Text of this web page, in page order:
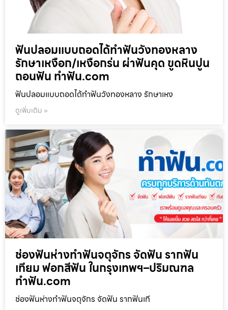
ฟันปลอมแบบถอดได้ทำฟันวังทองหลาง
รักษาเหงือก/เหงือกร่น ผ่าฟันคุด ขูดหินปูน
ถอนฟัน ทำฟัน.com
ฟันปลอมแบบถอดได้ทำฟันวังทองหลาง รักษาเหง
ดูเพิ่มเติม »
ช่องฟันห่างทำฟันจตุจักร จัดฟัน รากฟัน
เทียม ฟอกสีฟัน ในกรุงเทพฯ–ปริมณฑล
ทำฟัน.com
ช่องฟันห่างทำฟันจตุจักร จัดฟัน รากฟันเที